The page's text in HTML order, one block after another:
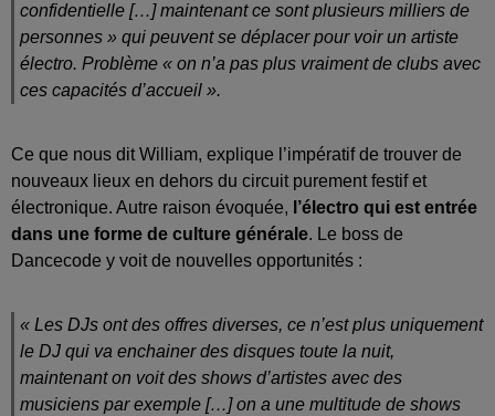
confidentielle […] maintenant ce sont plusieurs milliers de
personnes » qui peuvent se déplacer pour voir un artiste
électro. Problème « on n’a pas plus vraiment de clubs avec
ces capacités d’accueil ».
Ce que nous dit William, explique l’impératif de trouver de
nouveaux lieux en dehors du circuit purement festif et
électronique. Autre raison évoquée, l’électro qui est entrée
dans une forme de culture générale. Le boss de
Dancecode y voit de nouvelles opportunités :
« Les DJs ont des offres diverses, ce n’est plus uniquement
le DJ qui va enchainer des disques toute la nuit,
maintenant on voit des shows d’artistes avec des
musiciens par exemple […] on a une multitude de shows